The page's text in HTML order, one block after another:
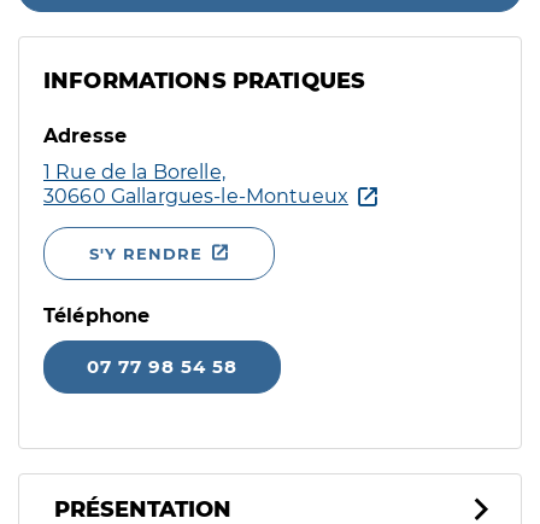
INFORMATIONS PRATIQUES
Adresse
1 Rue de la Borelle,
30660 Gallargues-le-Montueux
S'Y RENDRE
Téléphone
07 77 98 54 58
PRÉSENTATION